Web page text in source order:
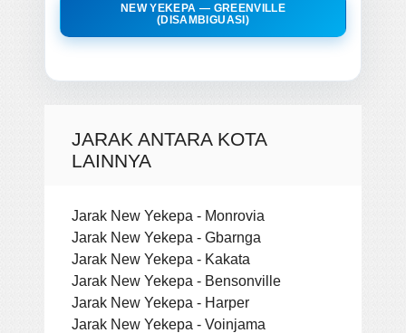
NEW YEKEPA — GREENVILLE
(DISAMBIGUASI)
JARAK ANTARA KOTA
LAINNYA
Jarak New Yekepa - Monrovia
Jarak New Yekepa - Gbarnga
Jarak New Yekepa - Kakata
Jarak New Yekepa - Bensonville
Jarak New Yekepa - Harper
Jarak New Yekepa - Voinjama